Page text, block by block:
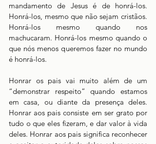
mandamento de Jesus é de honrá-los.
Honrá-los, mesmo que não sejam cristãos.
Honrá-los mesmo quando nos
machucaram. Honrá-los mesmo quando o
que nós menos queremos fazer no mundo
é honrá-los.
Honrar os pais vai muito além de um
“demonstrar respeito” quando estamos
em casa, ou diante da presença deles.
Honrar aos pais consiste em ser grato por
tudo o que eles fizeram, e dar valor à vida
deles. Honrar aos pais significa reconhecer